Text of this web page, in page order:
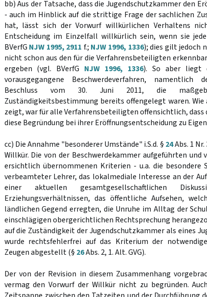
bb) Aus der Tatsache, dass die Jugendschutzkammer den
- auch im Hinblick auf die strittige Frage der sachlichen
hat, lässt sich der Vorwurf willkürlichen Verhaltens
Entscheidung im Einzelfall willkürlich sein, wenn sie
BVerfG NJW 1995, 2911 f.; NJW 1996, 1336); dies gilt jedoch
nicht schon aus den für die Verfahrensbeteiligten
ergeben (vgl. BVerfG NJW 1996, 1336). So aber liegt
vorausgegangene Beschwerdeverfahren, namentlich
Beschluss vom 30. Juni 2011, die
Zuständigkeitsbestimmung bereits offengelegt waren. Wie
zeigt, war für alle Verfahrensbeteiligten offensichtlich, dass
diese Begründung bei ihrer Eröffnungsentscheidung zu
cc) Die Annahme "besonderer Umstände" i.S.d. § 24Abs. 1
Willkür. Die von der Beschwerdekammer aufgeführten und
ersichtlich übernommenen Kriterien - u.a. die besondere
verbeamteter Lehrer, das lokalmediale Interesse an der
einer aktuellen gesamtgesellschaftlichen
Erziehungsverhältnissen, das öffentliche Aufsehen,
ländlichen Gegend erregten, die Unruhe im Alltag der
einschlägigen obergerichtlichen Rechtsprechung
auf die Zuständigkeit der Jugendschutzkammer als eines
wurde rechtsfehlerfrei auf das Kriterium der
Zeugen abgestellt (§ 26Abs. 2, 1. Alt. GVG).
Der von der Revision in diesem Zusammenhang
vermag den Vorwurf der Willkür nicht zu begründen.